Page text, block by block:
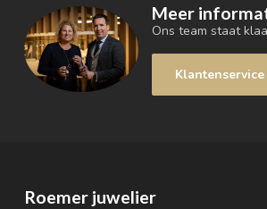
Meer
Ons team staat
Klantenservice
Roemer juwelier